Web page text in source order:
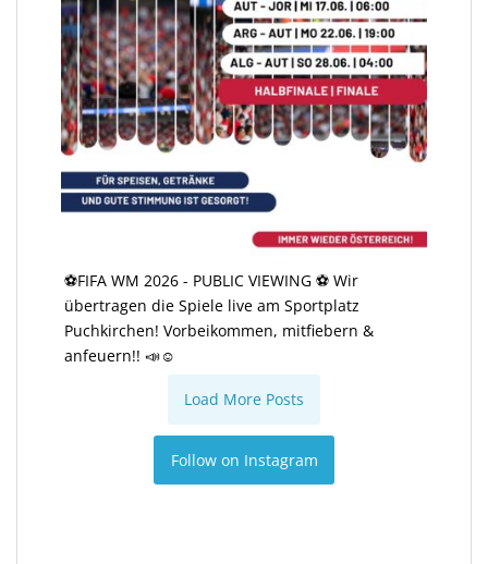
⚽️FIFA WM 2026 - PUBLIC VIEWING ⚽️ Wir
übertragen die Spiele live am Sportplatz
Puchkirchen! Vorbeikommen, mitfiebern &
anfeuern!! 📣☺️
Load More Posts
Follow on Instagram